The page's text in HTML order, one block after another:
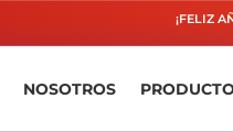
¡FELIZ
NOSOTROS